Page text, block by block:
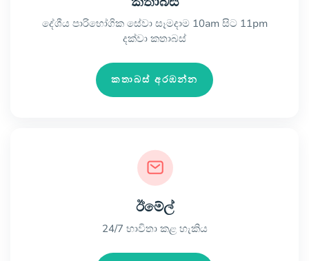
දේශීය පාරිභෝගික සේවා සෑමදාම 10am සිට 11pm
දක්වා කතාබස්
කතාබස් අරඹන්න
ඊමේල්
24/7 භාවිතා කළ හැකිය